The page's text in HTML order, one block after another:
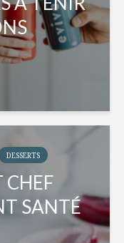
DESSERTS
CHEF
SANTÉ